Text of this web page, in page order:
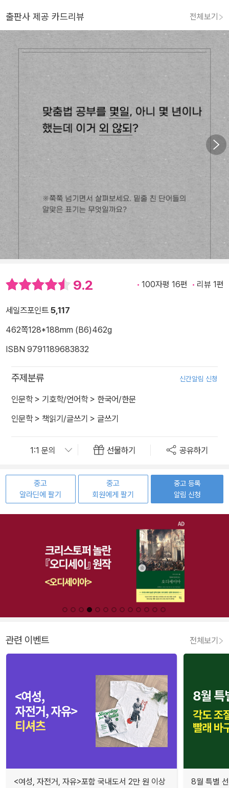
출판사 제공 카드리뷰 전체보기
9.2 100자평 16편 리뷰 1편
세일즈포인트 5,117
462쪽128*188mm (B6)462g
ISBN 9791189683832
주제분류 신간알림 신청
인문학> 기호학/언어학> 한국어/한문
인문학> 책읽기/글쓰기 > 글쓰기
선물하기 공유하기
중고
알라딘에 팔기
중고
회원에게 팔기
중고 등록
알림 신청
관련 이벤트 전체보기
<여성, 자전거, 자유>포함 국내도서 2만 원 이상 8월 특별